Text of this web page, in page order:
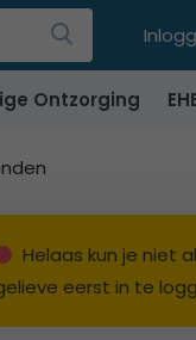
Ontzorging
Helaas kun je niet
eerst in te